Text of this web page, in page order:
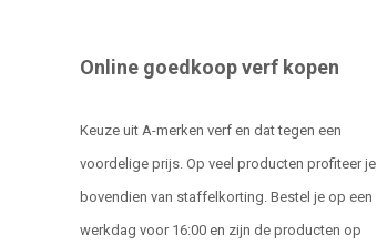
Online goedkoop verf kopen
Keuze uit A-merken verf en dat tegen een
voordelige prijs. Op veel producten profiteer je
bovendien van staffelkorting. Bestel je op een
werkdag voor 16:00 en zijn de producten op